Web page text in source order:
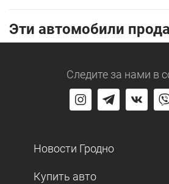
Эти автомобили
Следите за нами в
Новости Гродно
Купить авто